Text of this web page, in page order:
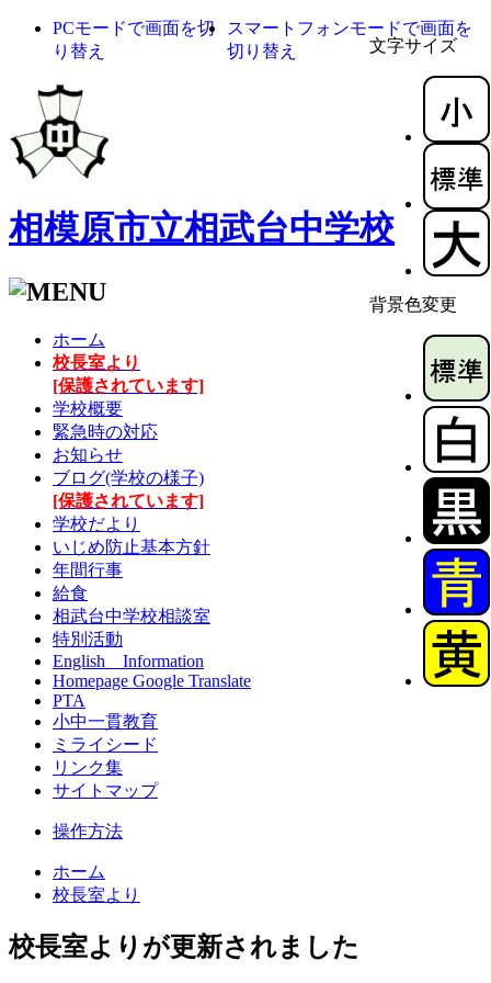
文字サイズ
背景色変更
PCモードで画面を切
り替え
スマートフォンモードで画面を
切り替え
相模原市立相武台中学校
ホーム
校長室より
[保護されています]
学校概要
緊急時の対応
お知らせ
ブログ(学校の様子)
[保護されています]
学校だより
いじめ防止基本方針
年間行事
給食
相武台中学校相談室
特別活動
English Information
Homepage Google Translate
PTA
小中一貫教育
ミライシード
リンク集
サイトマップ
操作方法
ホーム
校長室より
校長室よりが更新されました